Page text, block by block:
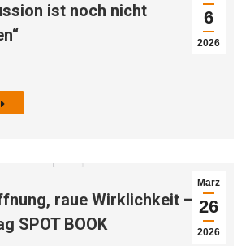
6
2026
ist noch nicht
März
26
2026
raue Wirklichkeit –
SPOT BOOK